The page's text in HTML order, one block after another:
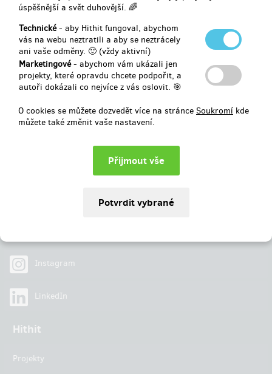
úspěšnější a svět duhovější. 🌈
Technické- aby Hithit fungoval, abychom
vás na webu neztratili a aby se neztrácely
ani vaše odměny. 🙂 (vždy aktivní)
Marketingové- abychom vám ukázali jen
projekty, které opravdu chcete podpořit, a
autoři dokázali co nejvíce z vás oslovit. 🎯
O cookies se můžete dozvedět více na stránce Soukromí kde
můžete také změnit vaše nastavení.
Vybráno
379 300 Kčz375 000 Kč
101% Úspěšně dokončený
Instagram
LinkedIn
Hithit
Projekty